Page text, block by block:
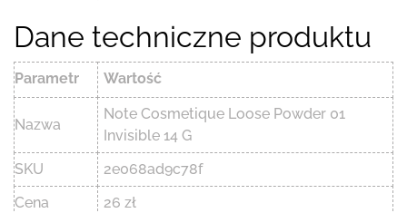
Dane techniczne produktu
Parametr Wartość
Nazwa
Note Cosmetique Loose Powder 01
Invisible 14 G
SKU
2e068ad9c78f
Cena
26 zł